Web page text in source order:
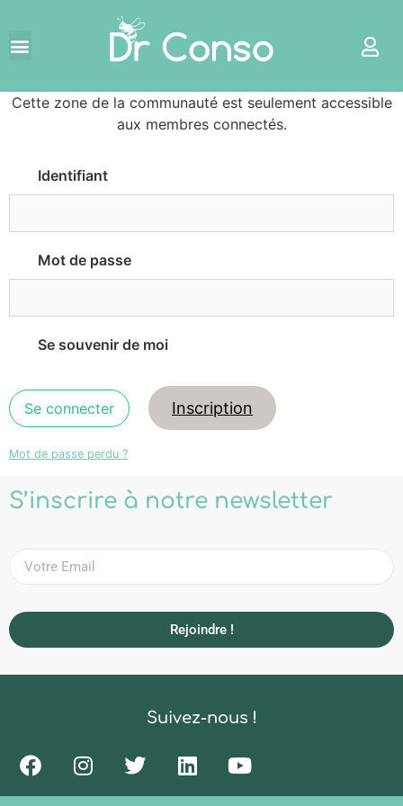
Cette zone de la communauté est seulement accessible
aux membres connectés.
Identifiant
Mot de passe
Se souvenir de moi
Inscription
Mot de passe perdu ?
S’inscrire à notre newsletter
Rejoindre !
Suivez-nous !